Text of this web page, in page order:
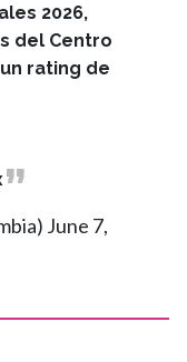
2026,
del Centro
rating de
June 7,